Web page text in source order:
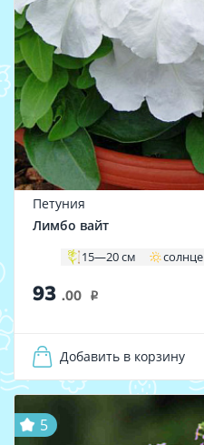
Петуния
Лимбо вайт
15—20 см солнце
93 .00 i
Добавить в корзину
5